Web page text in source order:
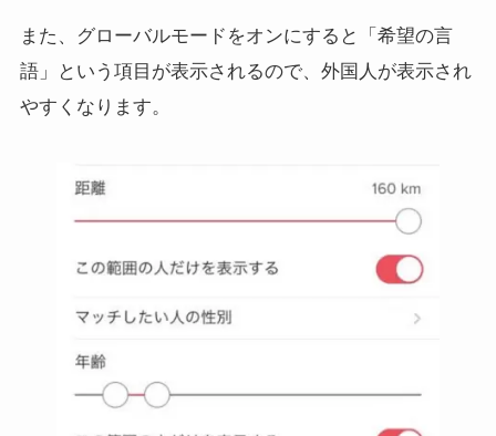
また、グローバルモードをオンにすると「希望の言
語」という項目が表示されるので、外国人が表示され
やすくなります。